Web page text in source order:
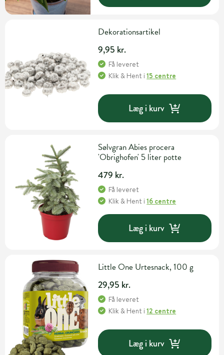
Dekorationsartikel
9,95 kr.
Få leveret
Klik & Hent i15 centre
Læg i kurv
Sølvgran Abies procera
'Obrighofen' 5 liter potte
479 kr.
Få leveret
Klik & Hent i16 centre
Læg i kurv
Little One Urtesnack, 100 g
29,95 kr.
Få leveret
Klik & Hent i12 centre
Læg i kurv